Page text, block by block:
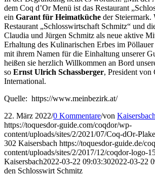
dem Coq d’Or Menü ist das Restaurant
ein Garant für Heimatküche der Steiermark.
Restaurant „Schlosswirtschaft Schmitz“ und
Claudia und Jürgen Schmitz als neue aktive
Erhaltung des Kulinarischen Erbes im Pöllauer
mit ihrem Namen für die Einhaltung unserer
heißen sie herzlich Willkommen an Bord
so Ernst Ulrich Schassberger, President von
International.
Quelle: https://www.meinbezirk.at/
22. März 2022/0 Kommentare/von Kaisersbach
https://toquesdor-guide.com/coqdor/wp-
content/uploads/sites/2/2021/07/Coq-dOr-
302 Kaisersbach https://toquesdor-guide.de/
content/uploads/sites/2/2017/12/coqdor-logo-
Kaisersbach2022-03-22 09:03:302022-03-22
den Schlosswirt Schmitz